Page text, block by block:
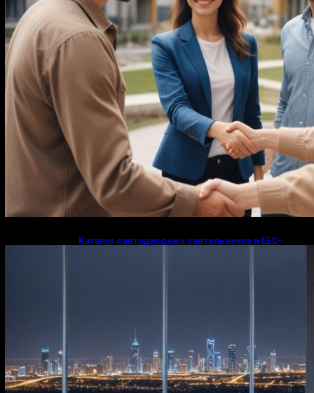
Каталог светодиодных светильников и LED-